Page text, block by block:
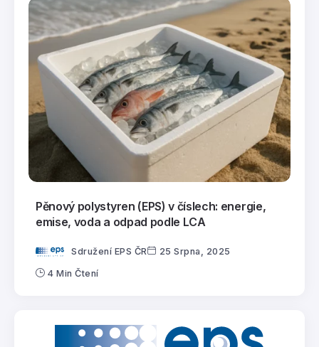
Pěnový polystyren (EPS) v číslech: energie,
emise, voda a odpad podle LCA
Sdružení EPS ČR 25 Srpna, 2025
4 Min Čtení